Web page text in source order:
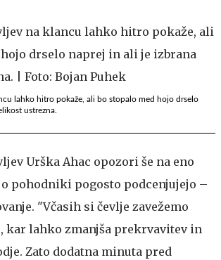
lahko hitro pokaže, ali bo stopalo med hojo drselo
ustrezna.
Urška Ahac opozori še na eno
pohodniki pogosto podcenjujejo –
"Včasih si čevlje zavežemo
kar lahko zmanjša prekrvavitev in
Zato dodatna minuta pred